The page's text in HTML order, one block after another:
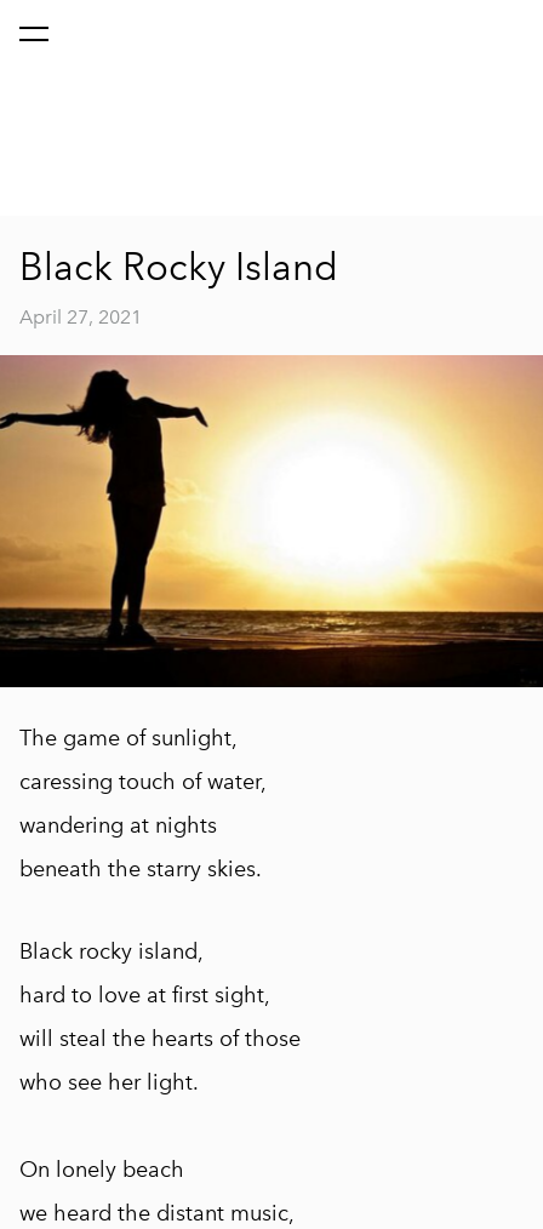
Black Rocky Island
April 27, 2021
The game of sunlight,
caressing touch of water,
wandering at nights
beneath the starry skies.
Black rocky island,
hard to love at first sight,
will steal the hearts of those
who see her light.
On lonely beach
we heard the distant music,